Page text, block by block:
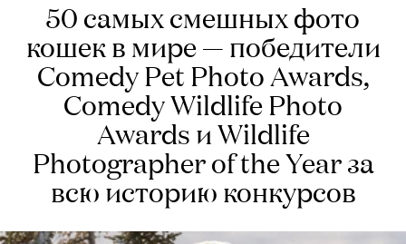
50 самых смешных фото
кошек в мире — победители
Comedy Pet Photo Awards,
Comedy Wildlife Photo
Awards и Wildlife
Photographer of the Year за
всю историю конкурсов